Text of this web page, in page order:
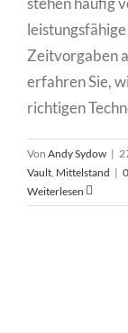
Zeitvorgaben
erfahren Sie,
richtigen
Von Andy Sydow |
Vault Mittelstand |
Weiterlesen